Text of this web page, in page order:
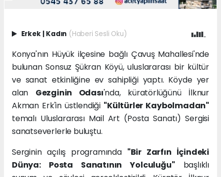
Erkek Kadın (Haberi Sesli Oku)
Konya'nın Hüyük ilçesine bağlı Çavuş Mahallesi'nde
bulunan Sonsuz Şükran Köyü, uluslararası bir kültür
ve sanat etkinliğine ev sahipliği yaptı. Köyde yer
alan Gezginin Odası'nda, küratörlüğünü İlknur
Akman Erk'in üstlendiği "Kültürler Kaybolmadan"
temalı Uluslararası Mail Art (Posta Sanatı) Sergisi
sanatseverlerle buluştu.
Serginin açılış programında "Bir Zarfın İçindeki
Dünya: Posta Sanatının Yolculuğu" başlıklı